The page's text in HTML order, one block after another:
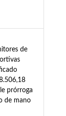
de
prórroga
de mano